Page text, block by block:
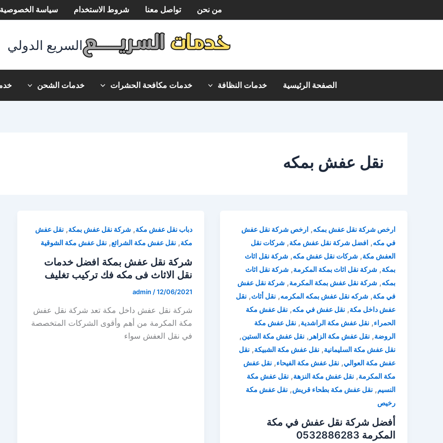
إلى
من نحن تواصل معنا شروط الاستخدام سياسة الخصوصية
السريع الدولي
الصفحة الرئيسية خدمات النظافة خدمات مكافحة الحشرات خدمات الشحن
نقل عفش بمكه
ارخص شركة نقل عفش بمكه, ارخص شركة نقل عفش
في مكه, افضل شركة نقل عفش مكة, شركات نقل
العفش مكة, شركات نقل عفش مكه, شركة نقل اثاث
بمكة, شركة نقل اثاث بمكة المكرمة, شركة نقل اثاث
بمكه, شركة نقل عفش بمكة المكرمة, شركة نقل عفش
في مكة, شركه نقل عفش بمكه المكرمه, نقل أثاث, نقل
عفش داخل مكة, نقل عفش في مكه, نقل عفش مكة
الحمراء, نقل عفش مكة الراشدية, نقل عفش مكة
الروضة, نقل عفش مكة الزاهر , نقل عفش مكة الستين,
نقل عفش مكة السليمانية, نقل عفش مكة الشبيكة, نقل
عفش مكة العوالي, نقل عفش مكة الفيحاء, نقل عفش
مكة المكرمة, نقل عفش مكة النزهة, نقل عفش مكة
النسيم, نقل عفش مكة بطحاء قريش, نقل عفش مكة
رخيص
أفضل شركة نقل عفش في مكة
المكرمة 0532886283
دباب نقل عفش مكة, شركة نقل عفش بمكة, نقل عفش
مكة, نقل عفش مكة الشرائع, نقل عفش مكة الشوقية
شركة نقل عفش بمكة افضل خدمات
نقل الاثاث فى مكه فك تركيب تغليف
admin /12/06/2021
شركة نقل عفش داخل مكة تعد شركة نقل عفش
مكة المكرمة من أهم وأقوى الشركات المتخصصة
في نقل العفش سواء